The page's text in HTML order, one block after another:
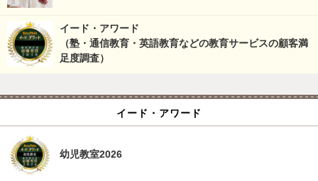
イード・アワード
（塾・通信教育・英語教育などの教育サービスの顧客満
足度調査）
イード・アワード
幼児教室2026